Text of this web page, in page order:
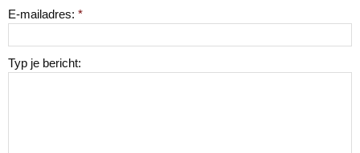
E-mailadres: *
Typ je bericht: